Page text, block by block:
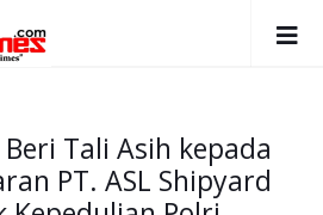
Tali Asih kepada
PT. ASL Shipyard